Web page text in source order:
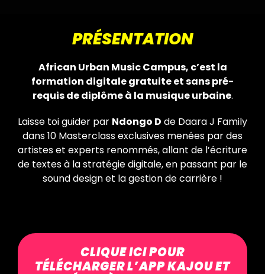
PRÉSENTATION
African Urban Music Campus, c’est la
formation digitale gratuite et sans pré-
requis de diplôme à la musique urbaine.
Laisse toi guider par Ndongo D de Daara J Family
dans 10 Masterclassexclusives menées par des
artistes et experts renommés, allant de l’écriture
de textes à la stratégie digitale, en passant par le
sound design et la gestion de carrière !
CLIQUE ICI POUR
TÉLÉCHARGER L’APP KAJOU ET